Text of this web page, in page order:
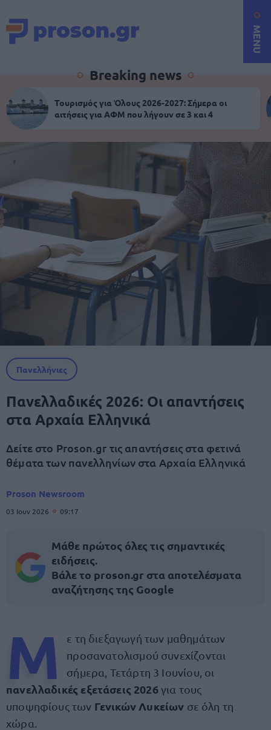
MENU
Breaking news
Τουρισμός για Όλους 2026-2027: Σήμερα οι
αιτήσεις για ΑΦΜ που λήγουν σε 3 και 4
Πανελλήνιες
Πανελλαδικές 2026: Οι απαντήσεις
στα Αρχαία Ελληνικά
Δείτε στο Proson.gr τις απαντήσεις στα φετινά
θέματα των πανελληνίων στα Αρχαία Ελληνικά
Proson Newsroom
03 Ιουν 2026 09:17
Μάθε πρώτος όλες τις σημαντικές
ειδήσεις.
Βάλε το proson.gr στα αποτελέσματα
αναζήτησης της Google
Μ
ε τη διεξαγωγή των μαθημάτων
προσανατολισμού συνεχίζονται
σήμερα, Τετάρτη 3 Ιουνίου, οι
πανελλαδικές εξετάσεις 2026για τους
υποψηφίους των Γενικών Λυκείων σε όλη τη
χώρα.